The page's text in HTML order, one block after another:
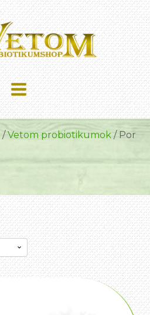
/Vetom probiotikumok / Por